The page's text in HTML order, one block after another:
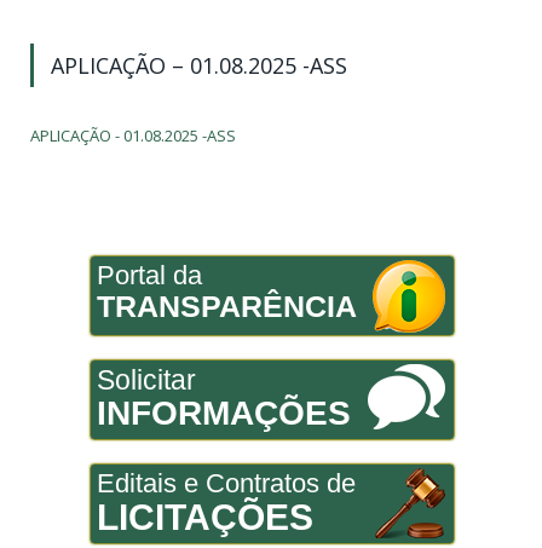
APLICAÇÃO – 01.08.2025 -ASS
APLICAÇÃO - 01.08.2025 -ASS
Portal da
TRANSPARÊNCIA
Solicitar
INFORMAÇÕES
Editais e Contratos de
LICITAÇÕES